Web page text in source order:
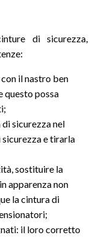
di sicurezza,
il nastro ben
questo possa
sicurezza nel
e tirarla
sostituire la
apparenza non
la cintura di
il loro corretto